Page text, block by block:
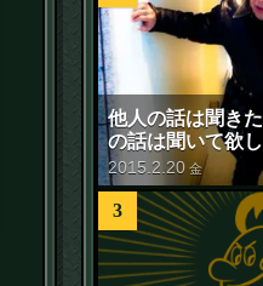
他人の話は聞き
の話は聞いて欲
2015 2 20 金
3